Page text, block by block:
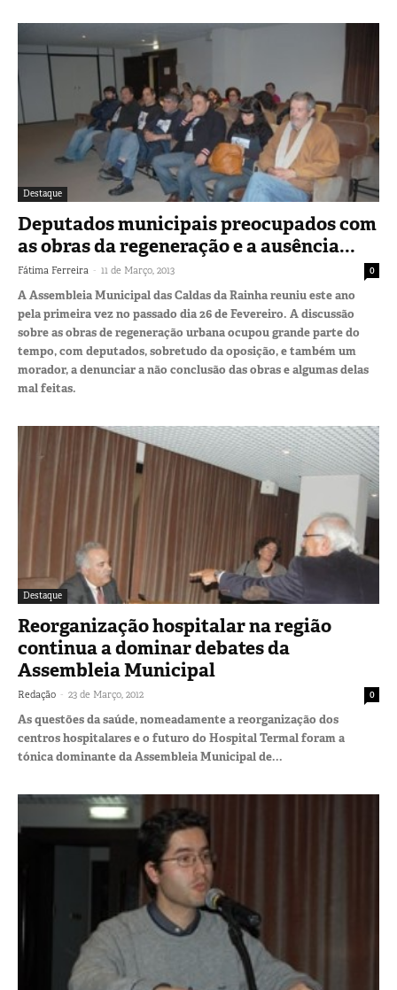
Destaque
Deputados municipais preocupados com
as obras da regeneração e a ausência...
Fátima Ferreira - 11 de Março, 2013 0
A Assembleia Municipal das Caldas da Rainha reuniu este ano
pela primeira vez no passado dia 26 de Fevereiro. A discussão
sobre as obras de regeneração urbana ocupou grande parte do
tempo, com deputados, sobretudo da oposição, e também um
morador, a denunciar a não conclusão das obras e algumas delas
mal feitas.
Destaque
Reorganização hospitalar na região
continua a dominar debates da
Assembleia Municipal
Redação - 23 de Março, 2012 0
As questões da saúde, nomeadamente a reorganização dos
centros hospitalares e o futuro do Hospital Termal foram a
tónica dominante da Assembleia Municipal de...